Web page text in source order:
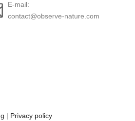
E-mail:
contact@observe-nature.com
| Privacy policy